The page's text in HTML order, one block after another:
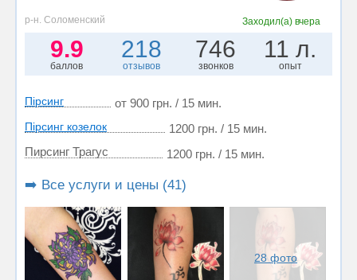
р-н. Соломенский Заходил(а) вчера
9.9
баллов
218
отзывов
746
звонков
11 л.
опыт
Пірсинг от 900 грн. / 15 мин.
Пірсинг козелок
1200 грн. / 15 мин.
Пирсинг Трагус
1200 грн. / 15 мин.
➡️ Все услуги и цены (41)
28 фото